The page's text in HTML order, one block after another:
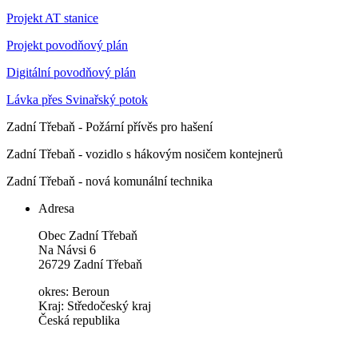
Projekt AT stanice
Projekt povodňový plán
Digitální povodňový plán
Lávka přes Svinařský potok
Zadní Třebaň - Požární přívěs pro hašení
Zadní Třebaň - vozidlo s hákovým nosičem kontejnerů
Zadní Třebaň - nová komunální technika
Adresa
Obec Zadní Třebaň
Na Návsi 6
26729 Zadní Třebaň
okres: Beroun
Kraj: Středočeský kraj
Česká republika